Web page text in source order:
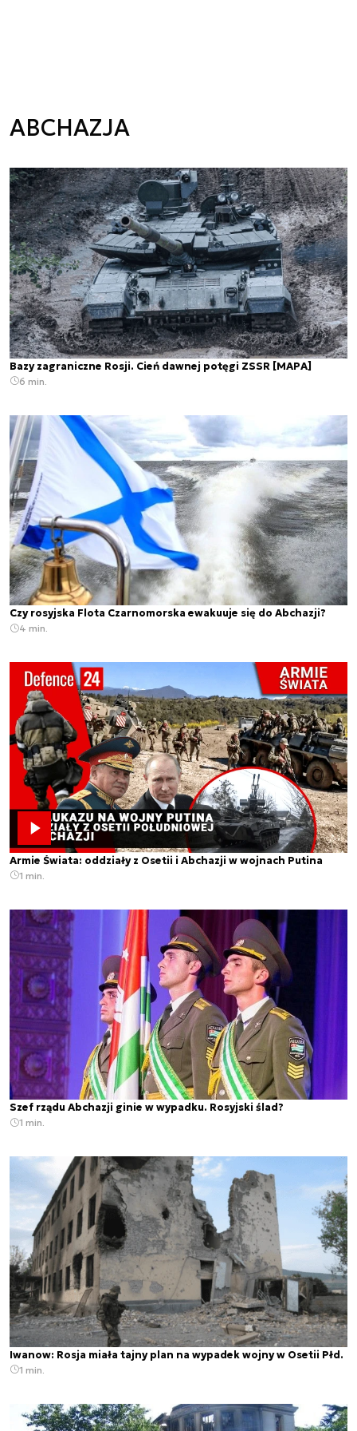
ABCHAZJA
Bazy zagraniczne Rosji. Cień dawnej potęgi ZSSR [MAPA]
6 min.
Czy rosyjska Flota Czarnomorska ewakuuje się do Abchazji?
4 min.
Armie Świata: oddziały z Osetii i Abchazji w wojnach Putina
1 min.
Szef rządu Abchazji ginie w wypadku. Rosyjski ślad?
1 min.
Iwanow: Rosja miała tajny plan na wypadek wojny w Osetii Płd.
1 min.